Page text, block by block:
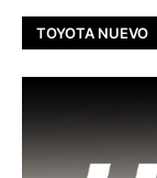
TOYOTA NUEVO